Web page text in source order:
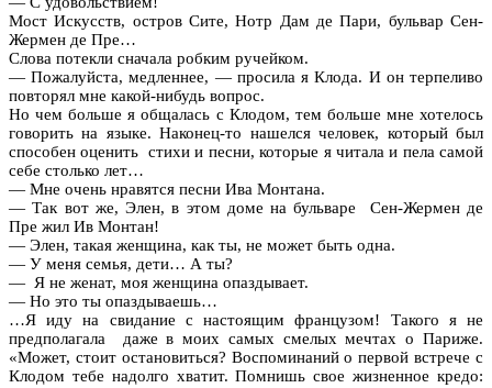
Мост Искусств, остров Сите, Нотр Дам де Пари, бульвар Сен-
Жермен де Пре…
Слова потекли сначала робким ручейком.
— Пожалуйста, медленнее, — просила я Клода. И он терпеливо
повторял мне какой-нибудь вопрос.
Но чем больше я общалась с Клодом, тем больше мне хотелось
говорить на языке. Наконец-то нашелся человек, который был
способен оценить стихи и песни, которые я читала и пела самой
себе столько лет…
— Мне очень нравятся песни Ива Монтана.
— Так вот же, Элен, в этом доме на бульваре Сен-Жермен де
Пре жил Ив Монтан!
— Элен, такая женщина, как ты, не может быть одна.
— У меня семья, дети… А ты?
— Я не женат, моя женщина опаздывает.
— Но это ты опаздываешь…
…Я иду на свидание с настоящим французом! Такого я не
предполагала даже в моих самых смелых мечтах о Париже.
«Может, стоит остановиться? Воспоминаний о первой встрече с
Клодом тебе надолго хватит. Помнишь свое жизненное кредо: